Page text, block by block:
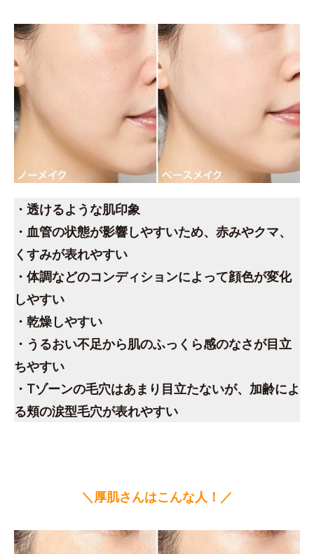
・透けるような肌印象
・血管の状態が影響しやすいため、赤みやクマ、
くすみが表れやすい
・体調などのコンディションによって顔色が変化
しやすい
・乾燥しやすい
・うるおい不足から肌のふっくら感のなさが目立
ちやすい
・Tゾーンの毛穴はあまり目立たないが、加齢によ
る頬の涙型毛穴が表れやすい
＼厚肌さんはこんな人！／